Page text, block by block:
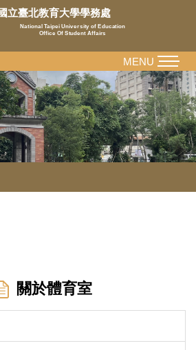
立臺北教育大學學務處
National Taipei University of Education
Office Of Student Affairs
MENU
關於體育室